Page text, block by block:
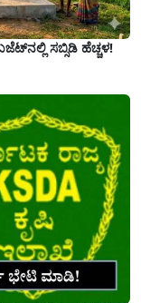
ಸಬ್ಸಿಡಿ ಹೆಚ್ಚಳ!